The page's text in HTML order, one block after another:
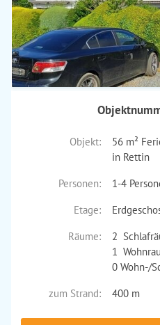
Objekt:
56 m²
in Rettin
Personen:
1-4
Etage:
Räume:
2
1
0 Wohn-/
zum Strand:
400 m